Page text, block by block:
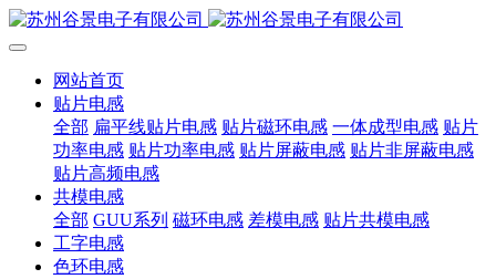
网站首页
贴片电感
全部 扁平线贴片电感 贴片磁环电感 一体成型电感 贴片
功率电感 贴片功率电感 贴片屏蔽电感 贴片非屏蔽电感
贴片高频电感
共模电感
全部 GUU系列 磁环电感 差模电感 贴片共模电感
工字电感
色环电感